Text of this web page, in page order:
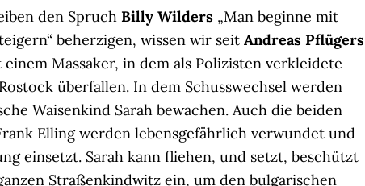
den Spruch Billy Wilders „Man beginne mit
beherzigen, wissen wir seit Andreas Pflügers
Massaker, in dem als Polizisten verkleidete
überfallen. In dem Schusswechsel werden
Waisenkind Sarah bewachen. Auch die beiden
Elling werden lebensgefährlich verwundet und
einsetzt. Sarah kann fliehen, und setzt, beschützt
Straßenkindwitz ein, um den bulgarischen